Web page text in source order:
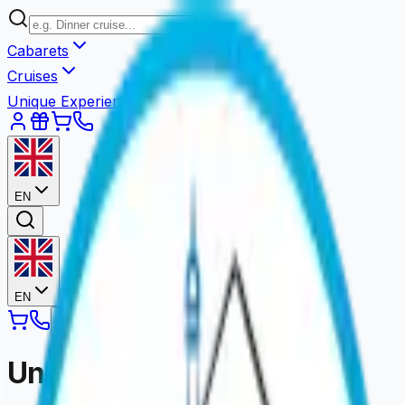
Cabarets
Cruises
Unique Experiences
EN
EN
Une erreur est survenue